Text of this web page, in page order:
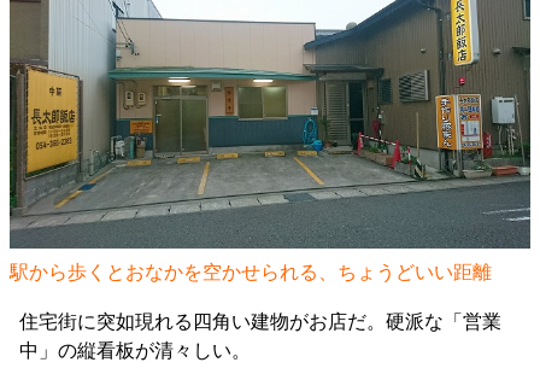
駅から歩くとおなかを空かせられる、ちょうどいい距離
住宅街に突如現れる四角い建物がお店だ。硬派な「営業
中」の縦看板が清々しい。